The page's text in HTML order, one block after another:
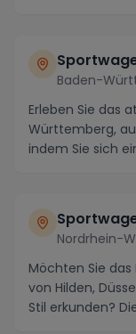
Baden-
Erleben Sie das
Württemberg,
indem Sie sich
Nordrhein-
Möchten Sie
von Hilden,
Stil erkunden?